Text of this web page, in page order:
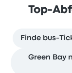
Top-
Finde bus-
Green Bay